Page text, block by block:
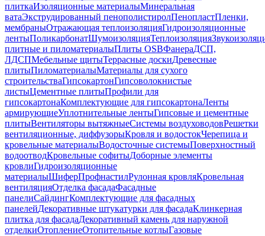
плиткаИзоляционные материалыМинеральная
ватаЭкструдированный пенополистиролПенопластПленки,
мембраныОтражающая теплоизоляцияГидроизоляционные
лентыПоликарбонатШумоизоляцияТеплоизоляция
плитные и пиломатериалыПлиты OSBФанераДСП,
ЛДСПМебельные щитыТеррасные доскиДревесные
плитыПиломатериалыМатериалы для сухого
строительстваГипсокартонГипсоволокнистые
листыЦементные плитыПрофили для
гипсокартонаКомплектующие для гипсокартонаЛенты
армирующиеУплотнительные лентыГипсовые и цементные
плитыВентиляторы вытяжныеСистемы воздуховодовРешетки
вентиляционные, диффузорыКровля и водостокЧерепица и
кровельные материалыВодосточные системыПоверхностный
водоотводКровельные софитыДоборные элементы
кровлиГидроизоляционные
материалыШиферПрофнастилРулонная кровляКровельная
вентиляцияОтделка фасадаФасадные
панелиСайдингКомплектующие для фасадных
панелейДекоративные штукатурки для фасадаКлинкерная
плитка для фасадаДекоративный камень для наружной
отделкиОтоплениеОтопительные котлыГазовые